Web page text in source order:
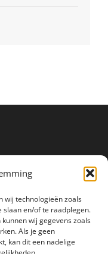
wij technologieën zoals
en/of te raadplegen.
wij gegevens zoals
Als je geen
kan dit een nadelige